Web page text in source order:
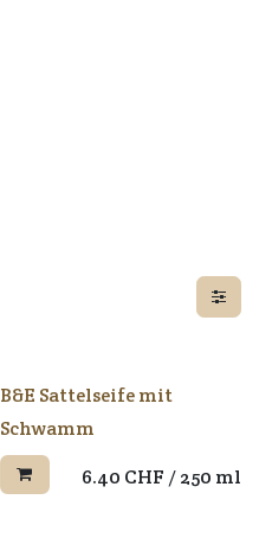
B&E Sattelseife mit
Schwamm
6.40 CHF /250 ml